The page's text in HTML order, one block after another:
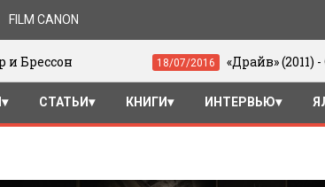
FILM CANON
«Драйв» (2011) - Система
СТАТЬИ КНИГИ ИНТЕРВЬЮ